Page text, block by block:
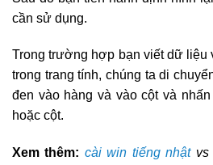
cần sử dụng.
Trong trường hợp bạn viết dữ liệu
trong trang tính, chúng ta di
đen vào hàng và vào cột và
hoặc cột.
Xem thêm: cài win tiếng nhật